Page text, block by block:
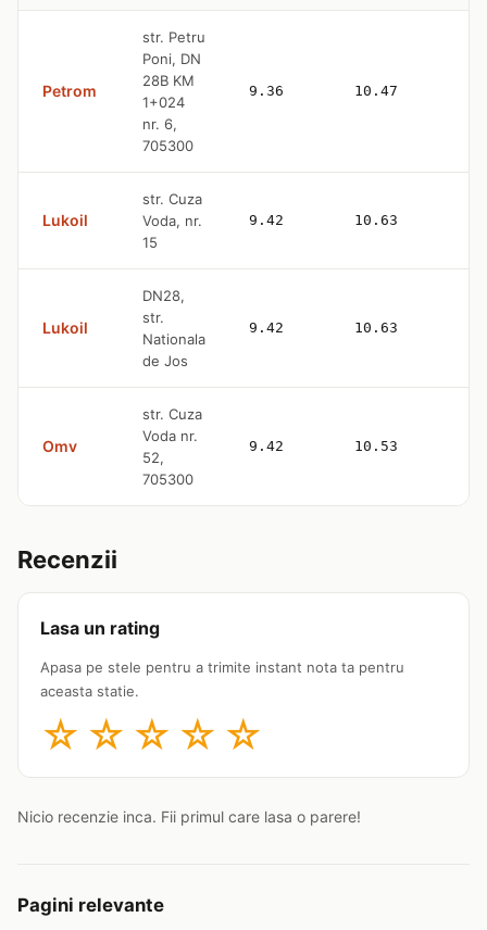
Petrom
str. Petru
Poni, DN
28B KM
1+024
nr. 6,
705300
9.36 10.47
Lukoil
str. Cuza
Voda, nr.
15
9.42 10.63
Lukoil
DN28,
str.
Nationala
de Jos
9.42 10.63
Omv
str. Cuza
Voda nr.
52,
705300
9.42 10.53
Recenzii
Lasa un rating
Apasa pe stele pentru a trimite instant nota ta pentru
aceasta statie.
☆ ☆ ☆ ☆ ☆
Nicio recenzie inca. Fii primul care lasa o parere!
Pagini relevante